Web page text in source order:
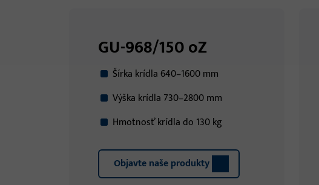
GU-968/150 oZ
Šírka krídla 640–1600 mm
Výška krídla 730–2800 mm
Hmotnosť krídla do 130 kg
Objavte naše produkty